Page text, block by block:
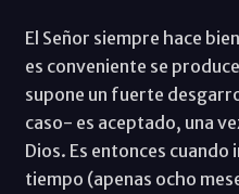
El Señor siempre hace
es conveniente se
supone un fuerte
caso- es aceptado, una
Dios. Es entonces
tiempo (apenas ocho